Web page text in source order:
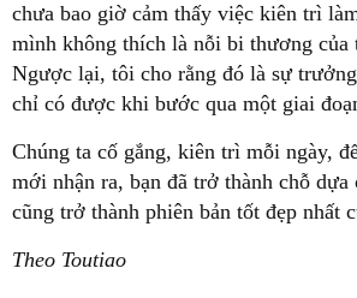
chưa bao giờ cảm thấy việc kiên trì
mình không thích là nỗi bi thương của
Ngược lại, tôi cho rằng đó là sự
chỉ có được khi bước qua một giai
Chúng ta cố gắng, kiên trì mỗi ngày,
mới nhận ra, bạn đã trở thành chỗ
cũng trở thành phiên bản tốt đẹp nhất
Theo Toutiao